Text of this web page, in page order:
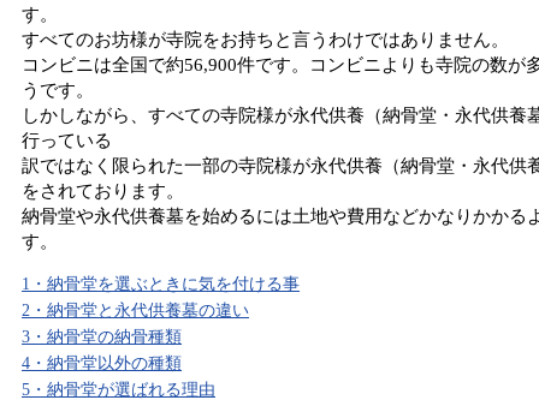
す。
すべてのお坊様が寺院をお持ちと言うわけではありません。
コンビニは全国で約56,900件です。コンビニよりも寺院の数が
うです。
しかしながら、すべての寺院様が永代供養（納骨堂・永代供養
行っている
訳ではなく限られた一部の寺院様が永代供養（納骨堂・永代供
をされております。
納骨堂や永代供養墓を始めるには土地や費用などかなりかかる
す。
1・納骨堂を選ぶときに気を付ける事
2・納骨堂と永代供養墓の違い
3・納骨堂の納骨種類
4・納骨堂以外の種類
5・納骨堂が選ばれる理由